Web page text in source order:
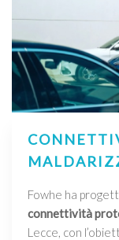
Fowhe ha
connettività
Lecce, con